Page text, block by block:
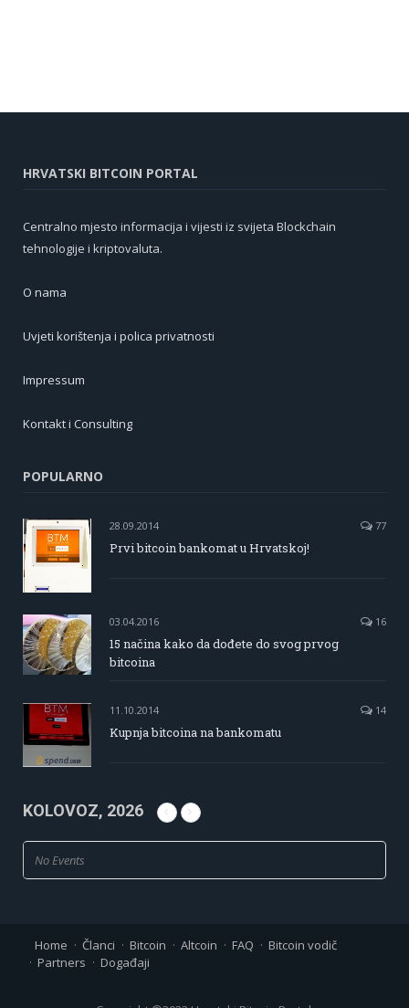
HRVATSKI BITCOIN PORTAL
Centralno mjesto informacija i vijesti iz svijeta Blockchain
tehnologije i kriptovaluta.
O nama
Uvjeti korištenja i polica privatnosti
Impressum
Kontakt i Consulting
POPULARNO
28.09.2014 77
Prvi bitcoin bankomat u Hrvatskoj!
03.04.2016 16
15 načina kako da dođete do svog prvog
bitcoina
11.10.2014 14
Kupnja bitcoina na bankomatu
KOLOVOZ, 2026
No Events
Home Članci Bitcoin Altcoin FAQ
Bitcoin vodič
Partners
Događaji